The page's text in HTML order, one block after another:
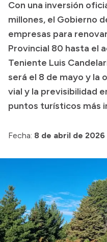
Transparencia
Presupuesto
Boletín Oficial
Compras y licitaciones
Consulta de
Consulta de pago a
Intranet
Con una inversión
millones, el Gobierno
empresas para
Provincial 80 hasta el
Teniente Luis
será el 8 de mayo y la
vial y la previsibilidad
puntos turísticos más
Fecha: 8 de abril de 2026